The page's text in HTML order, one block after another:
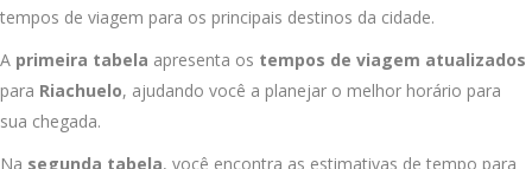
tempos de viagem para os principais destinos da cidade.
A primeira tabela apresenta os tempos de viagem atualizados
para Riachuelo, ajudando você a planejar o melhor horário para
sua chegada.
Na segunda tabela, você encontra as estimativas de tempo para